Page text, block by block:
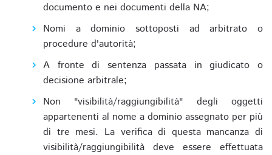
documento e nei documenti della NA;
Nomi a dominio sottoposti ad arbitrato o
procedure d'autorità;
A fronte di sentenza passata in giudicato o
decisione arbitrale;
Non "visibilità/raggiungibilità" degli oggetti
appartenenti al nome a dominio assegnato per più
di tre mesi. La verifica di questa mancanza di
visibilità/raggiungibilità deve essere effettuata